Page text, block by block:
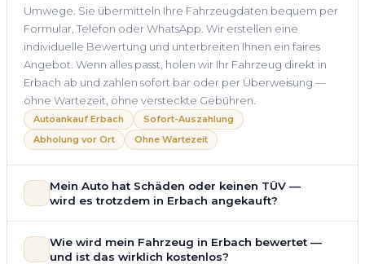
Umwege. Sie übermitteln Ihre Fahrzeugdaten bequem per
Formular, Telefon oder WhatsApp. Wir erstellen eine
individuelle Bewertung und unterbreiten Ihnen ein faires
Angebot. Wenn alles passt, holen wir Ihr Fahrzeug direkt in
Erbach ab und zahlen sofort bar oder per Überweisung —
ohne Wartezeit, ohne versteckte Gebühren.
Autoankauf Erbach
Sofort-Auszahlung
Abholung vor Ort
Ohne Wartezeit
Mein Auto hat Schäden oder keinen TÜV —
wird es trotzdem in Erbach angekauft?
Motorschaden, Getriebeschaden, abgelaufenem TÜV oder
Wie wird mein Fahrzeug in Erbach bewertet —
und ist das wirklich kostenlos?